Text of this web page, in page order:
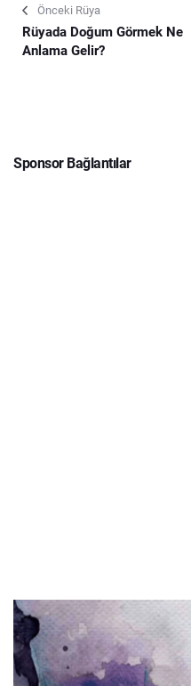
Önceki Rüya
Rüyada Doğum Görmek Ne
Anlama Gelir?
Sponsor Bağlantılar